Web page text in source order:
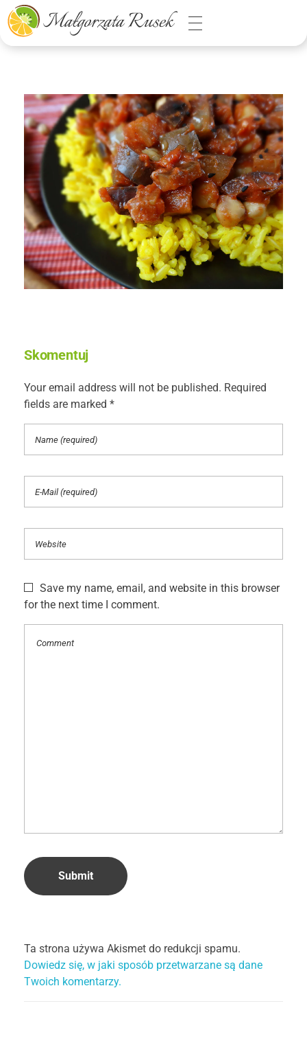
Małgorzata Rusek - dietetyk z pasją
Dietetyka kliniczna & Psychodietetyka
Skomentuj
Your email address will not be published. Required
fields are marked *
Save my name, email, and website in this browser
for the next time I comment.
Ta strona używa Akismet do redukcji spamu.
Dowiedz się, w jaki sposób przetwarzane są dane
Twoich komentarzy.